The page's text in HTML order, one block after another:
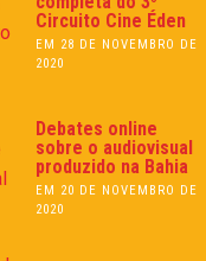
Circuito Cine Éden
EM 28 DE NOVEMBRO DE
2020
Debates online
sobre o audiovisual
produzido na Bahia
EM 20 DE NOVEMBRO DE
2020